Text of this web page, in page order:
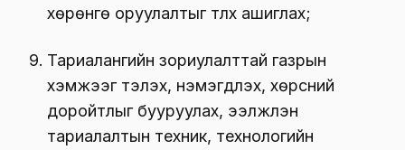
хөрөнгө оруулалтыг түлхүү ашиглах;
Тариалангийн зориулалттай газрын
хэмжээг тэлэх, нэмэгдүүлэх, хөрсний
доройтлыг бууруулах, ээлжлэн
тариалалтын техник, технологийн